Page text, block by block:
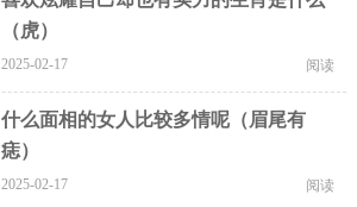
（虎）
2025-02-17 阅读
什么面相的女人比较多情呢（眉尾有
痣）
2025-02-17 阅读